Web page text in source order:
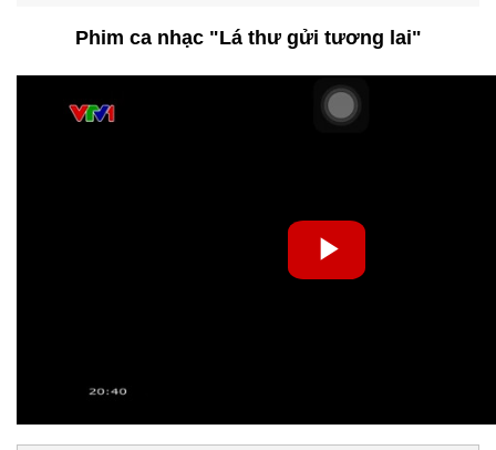
Phim ca nhạc "Lá thư gửi tương lai"